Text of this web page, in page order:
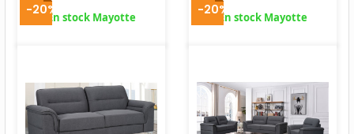
En stock Mayotte En stock Mayotte
-20% -20%